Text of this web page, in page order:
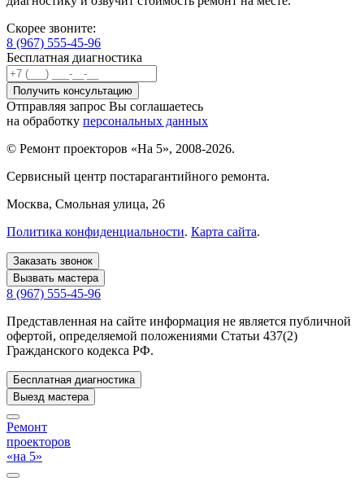
Скорее звоните:
8 (967) 555-45-96
Бесплатная диагностика
Отправляя запрос Вы соглашаетесь
на обработку персональных данных
© Ремонт проекторов «На 5», 2008-2026.
Сервисный центр постарагантийного ремонта.
Москва, Смольная улица, 26
Политика конфиденциальности. Карта сайта.
Заказать звонок
Вызвать мастера
8 (967) 555-45-96
Представленная на сайте информация не является публичной
офертой, определяемой положениями Статьи 437(2)
Гражданского кодекса РФ.
Бесплатная диагностика
Выезд мастера
Ремонт
проекторов
«на 5»